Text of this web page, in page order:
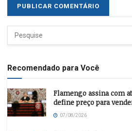
Recomendado para Você
Flamengo assina com
define preço para
07/08/2026